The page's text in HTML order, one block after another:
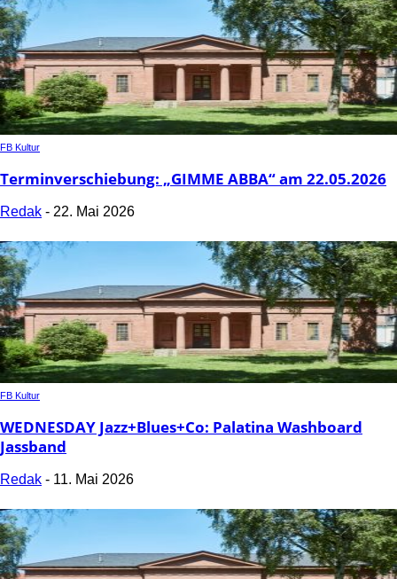
FB Kultur
Terminverschiebung: „GIMME ABBA“ am 22.05.2026
Redak - 22. Mai 2026
FB Kultur
WEDNESDAY Jazz+Blues+Co: Palatina Washboard
Jassband
Redak - 11. Mai 2026